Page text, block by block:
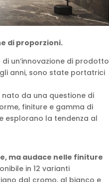
di proporzioni.
un’innovazione di prodotto
anni, sono state portatrici
da una questione di
finiture e gamma di
esplorano la tendenza al
ma audace nelle finiture
in 12 varianti
dal cromo, al bianco e